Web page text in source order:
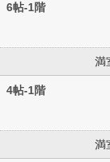
6帖-1階
満
4帖-1階
満